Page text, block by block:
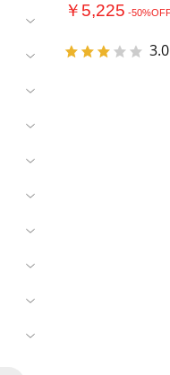
￥5,225 -
3.0